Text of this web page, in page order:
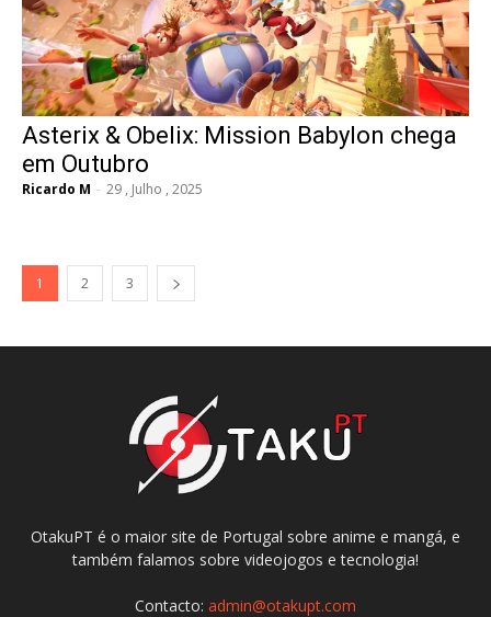
Asterix & Obelix: Mission Babylon chega
em Outubro
Ricardo M - 29 , Julho , 2025
1 2 3
OtakuPT é o maior site de Portugal sobre anime e mangá, e
também falamos sobre videojogos e tecnologia!
Contacto: admin@otakupt.com